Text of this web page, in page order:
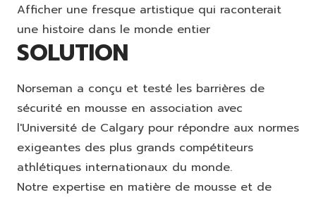
Afficher une fresque artistique qui raconterait
une histoire dans le monde entier
SOLUTION
Norseman a conçu et testé les barrières de
sécurité en mousse en association avec
l'Université de Calgary pour répondre aux normes
exigeantes des plus grands compétiteurs
athlétiques internationaux du monde.
Notre expertise en matière de mousse et de